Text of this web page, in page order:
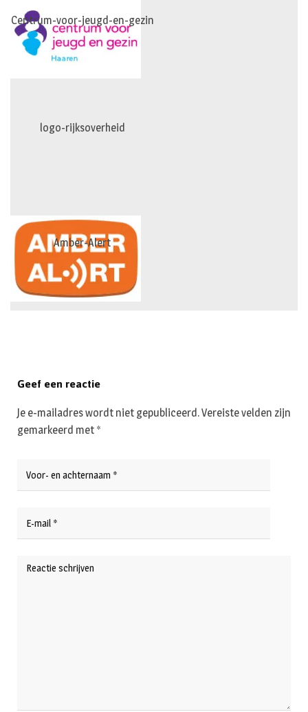
Centrum-voor-jeugd-en-gezin
logo-rijksoverheid
Amber-Alert
Geef een reactie
Je e-mailadres wordt niet gepubliceerd.Vereiste velden zijn
gemarkeerd met *